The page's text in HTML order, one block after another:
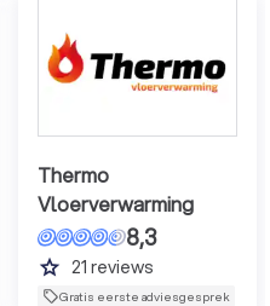
Thermo
Vloerverwarming
8,3
grade 21 reviews
Gratis eerste adviesgesprek